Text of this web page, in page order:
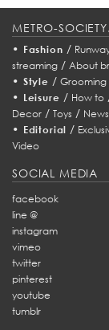
METRO-
• Fashion /
streaming / About
• Style / Grooming
• Leisure / How to
Decor / Toys /
• Editorial /
Video
SOCIAL MEDIA
facebook
line @
instagram
vimeo
twitter
pinterest
youtube
tumblr